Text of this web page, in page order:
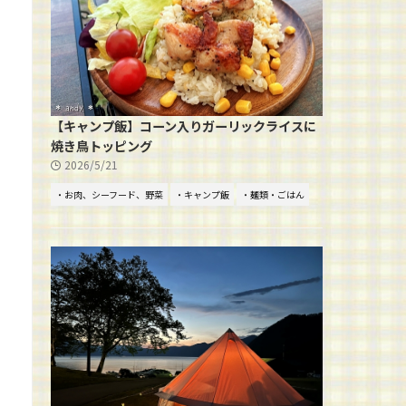
【キャンプ飯】コーン入りガーリックライスに
焼き鳥トッピング
2026/5/21
・お肉、シーフード、野菜 ・キャンプ飯 ・麺類・ごはん